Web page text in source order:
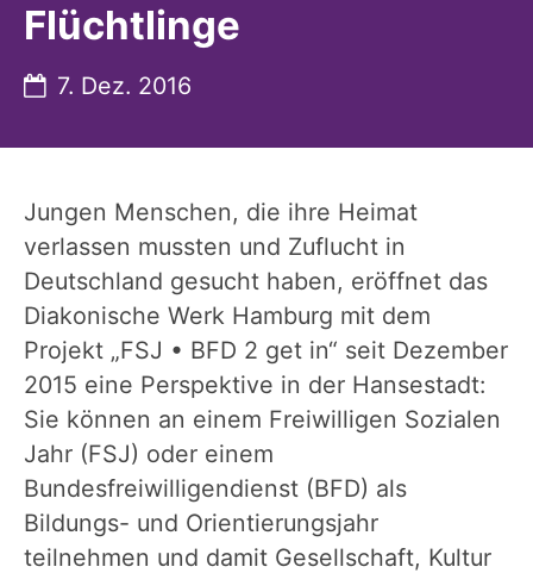
Flüchtlinge
Datum:
7. Dez. 2016
Jungen Menschen, die ihre Heimat
verlassen mussten und Zuflucht in
Deutschland gesucht haben, eröffnet das
Diakonische Werk Hamburg mit dem
Projekt „FSJ • BFD 2 get in“ seit Dezember
2015 eine Perspektive in der Hansestadt:
Sie können an einem Freiwilligen Sozialen
Jahr (FSJ) oder einem
Bundesfreiwilligendienst (BFD) als
Bildungs- und Orientierungsjahr
teilnehmen und damit Gesellschaft, Kultur